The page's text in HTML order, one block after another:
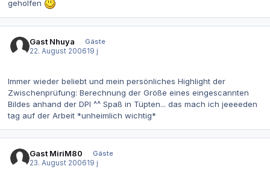
geholfen
Gast Nhuya
Gäste
22. August 200619 j
Immer wieder beliebt und mein persönliches Highlight der
Zwischenprüfung: Berechnung der Größe eines eingescannten
Bildes anhand der DPI ^^ Spaß in Tüpten... das mach ich jeeeeden
tag auf der Arbeit *unheimlich wichtig*
Gast MiriM80
Gäste
23. August 200619 j